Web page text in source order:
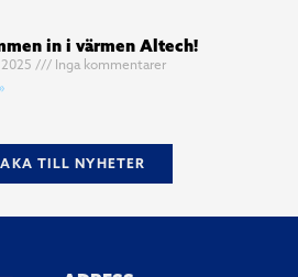
in i värmen Altech!
Inga kommentarer
TILL NYHETER